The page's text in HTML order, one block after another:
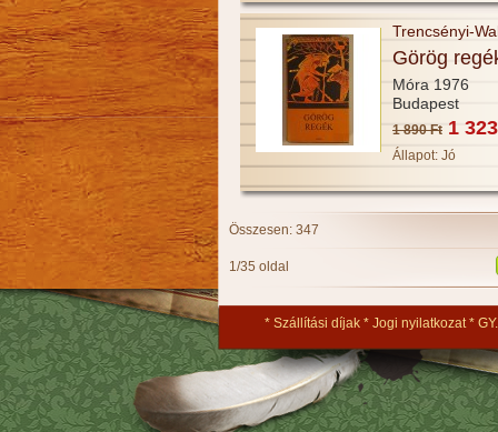
Trencsényi-
Görög
Móra 1976
Budapest
1 890 Ft 1
Állapot: Jó
Összesen: 347
1/35 oldal
Szállítási díjak Jogi nyilatkozat